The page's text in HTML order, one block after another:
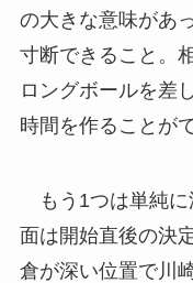
の大きな意味があ
寸断できること。
ロングボールを差
時間を作ることが
もう1つは単純に
面は開始直後の決
倉が深い位置で川